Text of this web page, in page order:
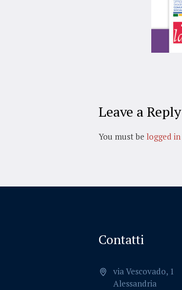
Leave a Reply
You must be logged in
Contatti
via Vescovado, 1
Alessandria